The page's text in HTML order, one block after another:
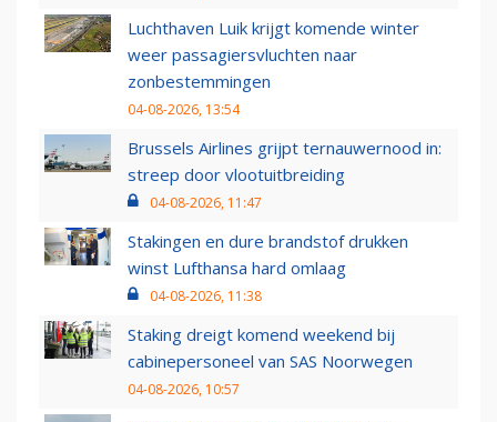
Luchthaven Luik krijgt komende winter
weer passagiersvluchten naar
zonbestemmingen
04-08-2026, 13:54
Brussels Airlines grijpt ternauwernood in:
streep door vlootuitbreiding
04-08-2026, 11:47
Stakingen en dure brandstof drukken
winst Lufthansa hard omlaag
04-08-2026, 11:38
Staking dreigt komend weekend bij
cabinepersoneel van SAS Noorwegen
04-08-2026, 10:57